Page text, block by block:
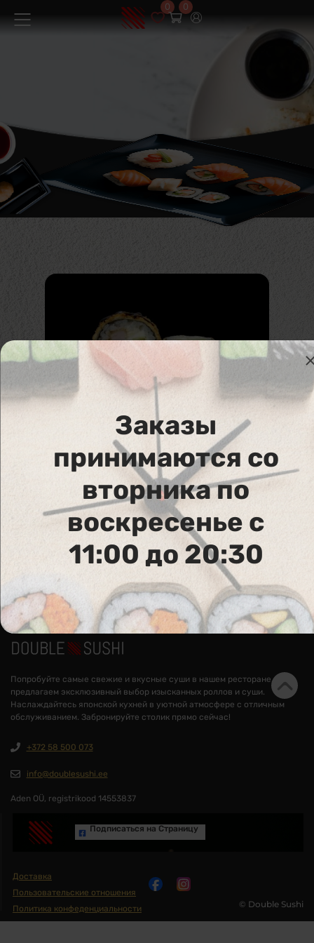
0 0
Меню
355. Chicken Tempura Maki
Курица в темпуре, салат, крем сыр, огурец,
темпура
Аллергены :
Попробуйте самые свежие и вкусные суши в нашем ресторане. Мы
предлагаем эксклюзивный выбор изысканных роллов и суши.
Наслаждайтесь японской кухней в уютной атмосфере с отличным
обслуживанием. Забронируйте столик прямо сейчас!
+372 58 500 073
info@doublesushi.ee
Aden OÜ, registrikood 14553837
Подписаться на Cтраницу
Доставка
Пользовательские отношения
Политика конфеденциальности
© Double Sushi
Заказы
принимаются со
вторника по
воскресенье с
11:00 до 20:30